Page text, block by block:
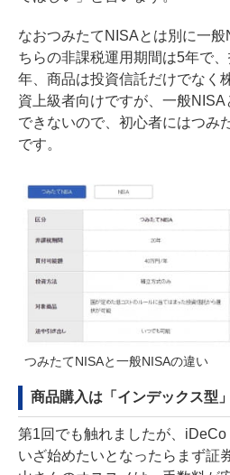
なおつみたてNISAとは別に一般
ちらの非課税運用期間は5年で
年、商品は投資信託だけでなく
資上級者向けですが、一般
できないので、初心者にはつみ
です。
つみたてNISAと一般NISAの違い
商品購入は「インデックス型
第1回でも触れましたが、
いざ始めたいとなったらまず証